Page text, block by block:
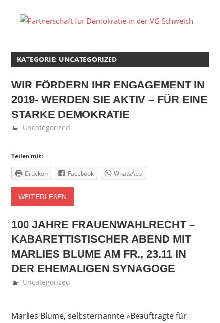
KATEGORIE: UNCATEGORIZED
WIR FÖRDERN IHR ENGAGEMENT IN
2019- WERDEN SIE AKTIV – FÜR EINE
STARKE DEMOKRATIE
Dezember 19, 2018
Fedor Gehlen
Uncategorized
Teilen mit:
Drucken Facebook WhatsApp
WEITERLESEN
100 JAHRE FRAUENWAHLRECHT –
KABARETTISTISCHER ABEND MIT
MARLIES BLUME AM FR., 23.11 IN
DER EHEMALIGEN SYNAGOGE
November 22, 2018
Fedor Gehlen
Uncategorized
Marlies Blume, selbsternannte »Beauftragte für